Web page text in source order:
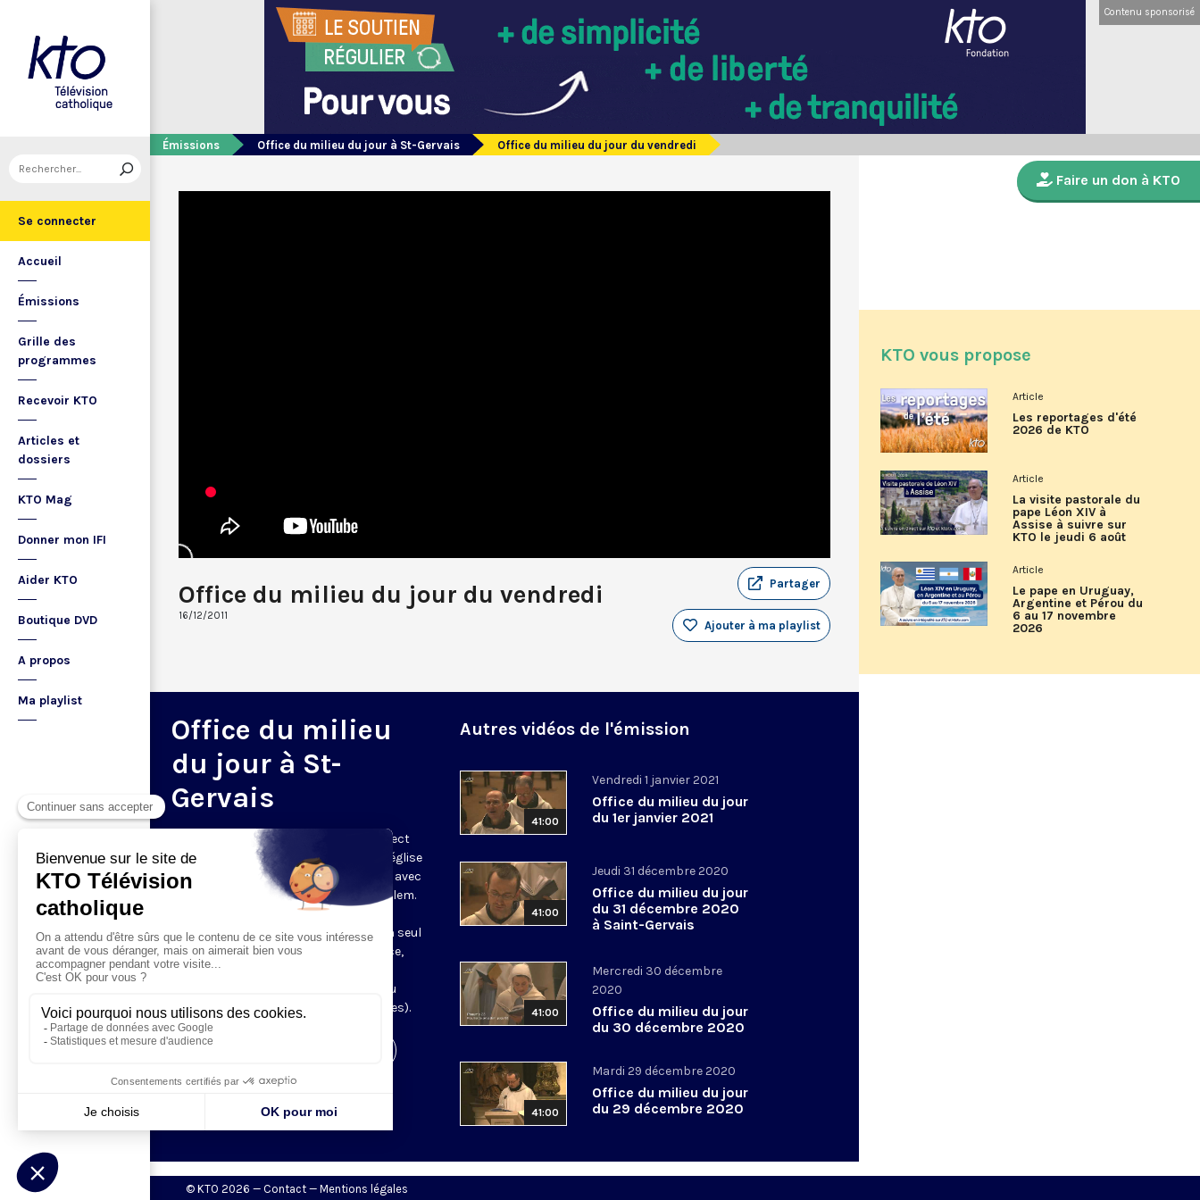
Se connecter
Accueil
Émissions
Grille des
programmes
Recevoir KTO
Articles et
dossiers
KTO Mag
Donner mon IFI
Aider KTO
Boutique DVD
A propos
Ma playlist
Contenu sponsorisé
Émissions Office du milieu du jour à St-Gervais Office du milieu du jour du vendredi
Office du milieu du jour du vendredi
16/12/2011
Partager
Ajouter à ma playlist
Office du milieu
du jour à St-
Gervais
Du mardi au samedi, KTO diffuse en direct
l’office du milieu du jour, en direct de l’église
Saint-Gervais-Saint-Protais (Paris 4e), avec
les Fraternités Monastiques de Jérusalem.
L’Office du Milieu du Jour regroupe, en
particulier, «au milieu du jour» et en un seul
office, les heures monastiques de Tierce,
Sexte et None. Il permet à l’Église de
retrouver son Seigneur entre l’office du
matin (Laudes) et l’office du soir (Vêpres).
Autres vidéos de l'émission
41:00
Vendredi 1 janvier 2021
Office du milieu du jour
du 1er janvier 2021
41:00
Jeudi 31 décembre 2020
Office du milieu du jour
du 31 décembre 2020
à Saint-Gervais
41:00
Mercredi 30 décembre
2020
Office du milieu du jour
du 30 décembre 2020
41:00
Mardi 29 décembre 2020
Office du milieu du jour
du 29 décembre 2020
Faire un don à KTO
KTO vous propose
Article
Les reportages d'été
2026 de KTO
Article
La visite pastorale du
pape Léon XIV à
Assise à suivre sur
KTO le jeudi 6 août
Article
Le pape en Uruguay,
Argentine et Pérou du
6 au 17 novembre
2026
© KTO 2026 — Contact — Mentions légales